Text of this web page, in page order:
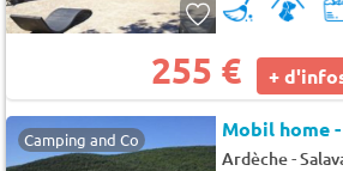
255 € +
Camping and Co
Ardèche-